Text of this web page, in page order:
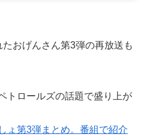
おげんさん第3弾の再放送も
トロールズの話題で盛り上が
ょ第3弾まとめ。番組で紹介